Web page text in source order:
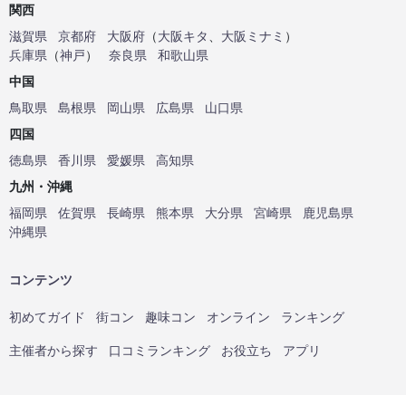
関西
滋賀県
京都府 大阪府 （大阪キタ 大阪ミナミ ）
兵庫県 （神戸） 奈良県
和歌山県
中国
鳥取県
島根県 岡山県 広島県
山口県
四国
徳島県
香川県 愛媛県
高知県
九州・沖縄
福岡県
佐賀県 長崎県 熊本県 大分県 宮崎県
鹿児島県
沖縄県
コンテンツ
初めてガイド 街コン 趣味コン オンライン ランキング
主催者から探す 口コミランキング お役立ち アプリ